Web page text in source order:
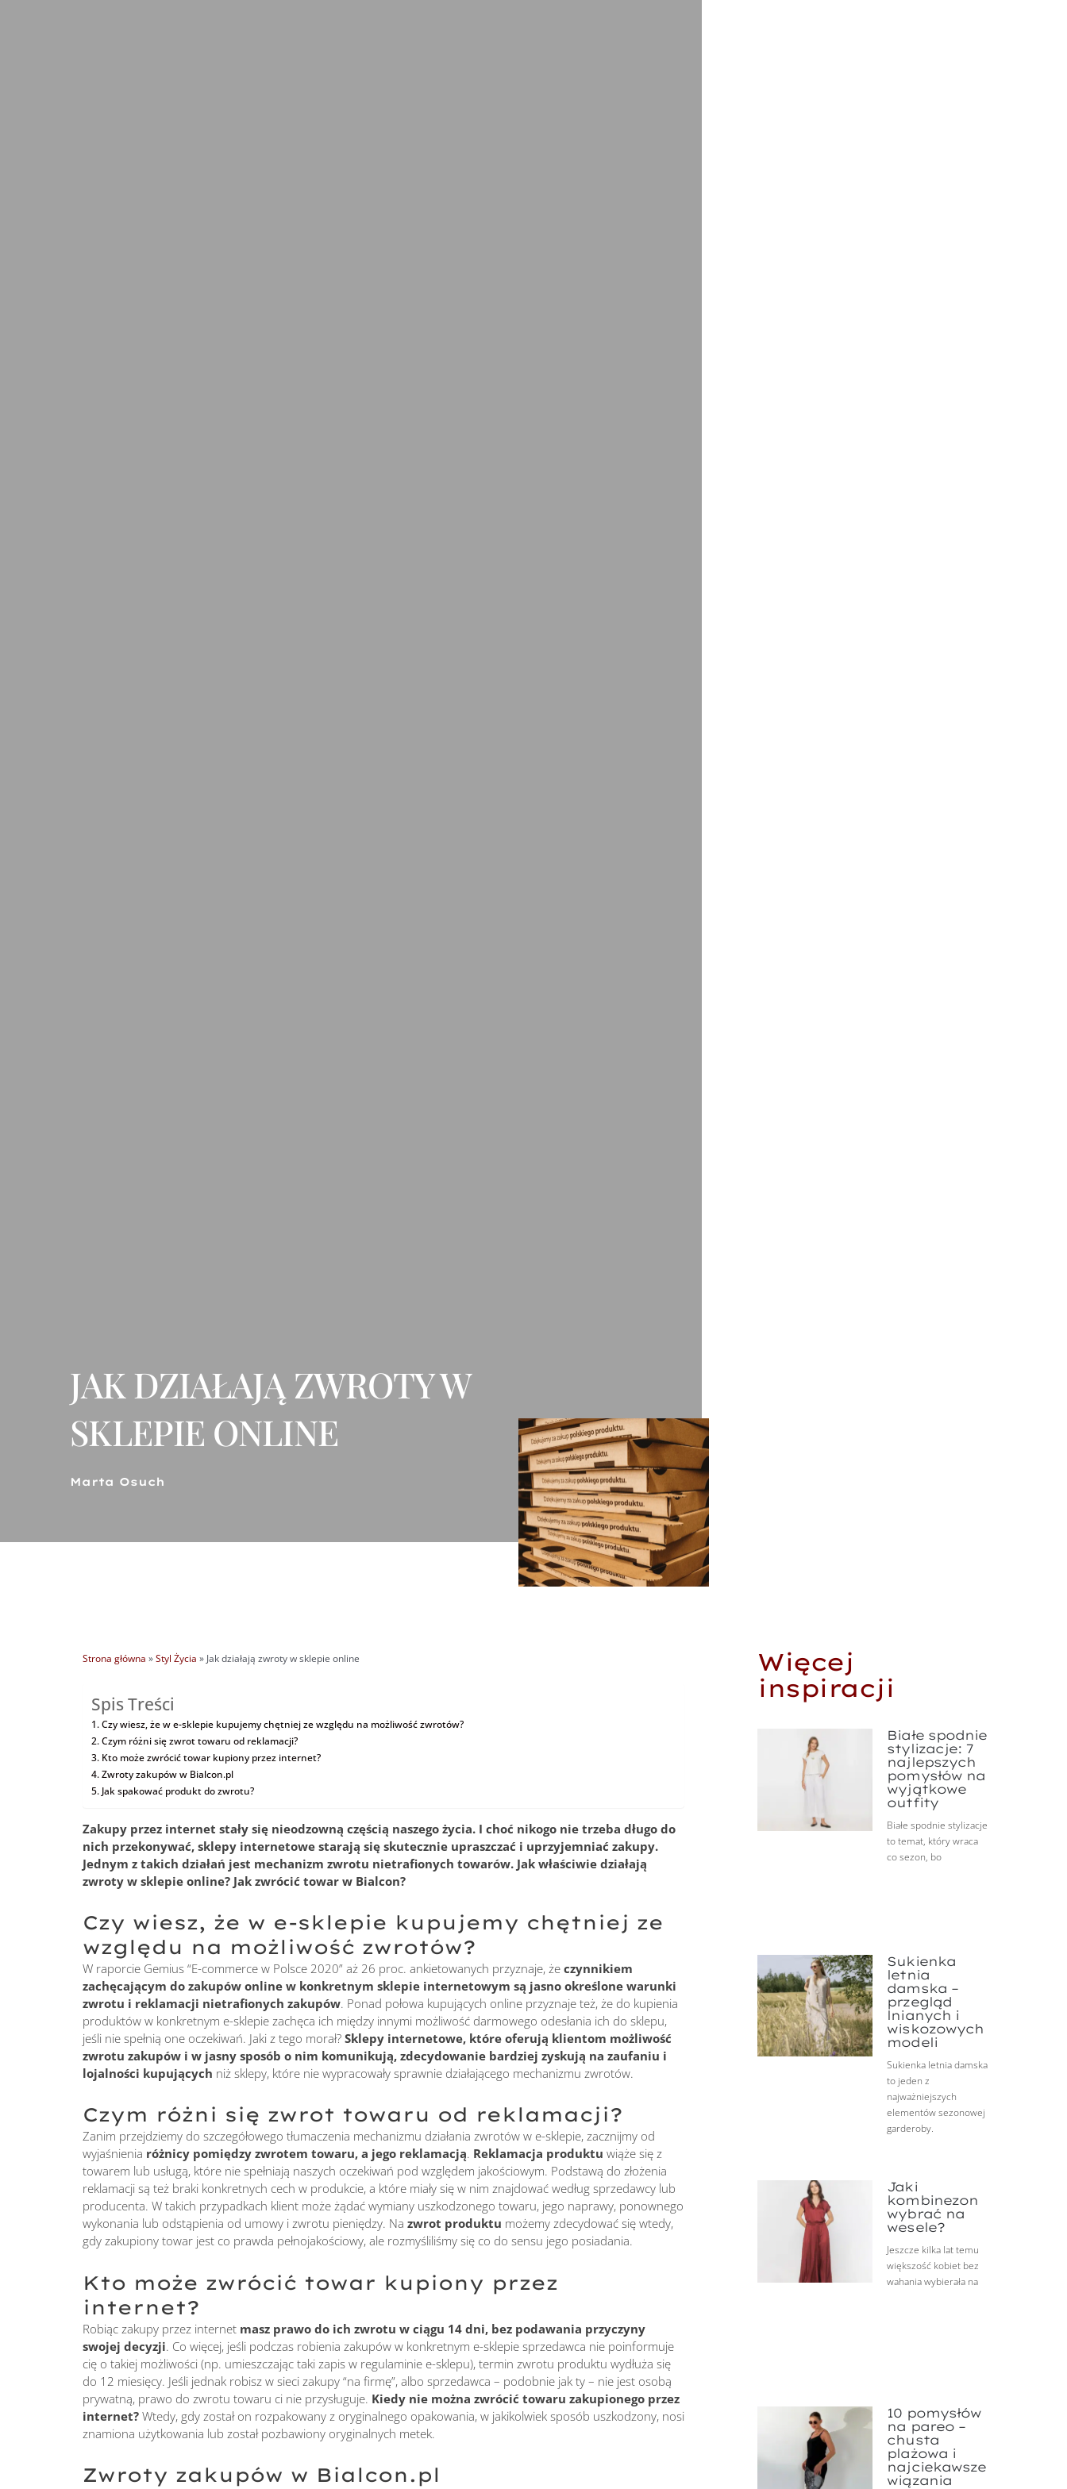
JAK DZIAŁAJĄ ZWROTY W
SKLEPIE ONLINE
Marta Osuch
Strona główna »Styl Życia » Jak działają zwroty w sklepie online
Spis Treści
Czy wiesz, że w e-sklepie kupujemy chętniej ze względu na możliwość zwrotów?
Czym różni się zwrot towaru od reklamacji?
Kto może zwrócić towar kupiony przez internet?
Zwroty zakupów w Bialcon.pl
Jak spakować produkt do zwrotu?
Zakupy przez internet stały się nieodzowną częścią naszego życia. I choć nikogo nie trzeba długo do
nich przekonywać, sklepy internetowe starają się skutecznie upraszczać i uprzyjemniać zakupy.
Jednym z takich działań jest mechanizm zwrotu nietrafionych towarów. Jak właściwie działają
zwroty w sklepie online? Jak zwrócić towar w Bialcon?
Czy wiesz, że w e-sklepie kupujemy chętniej ze
względu na możliwość zwrotów?
W raporcie Gemius “E-commerce w Polsce 2020” aż 26 proc. ankietowanych przyznaje, żeczynnikiem
zachęcającym do zakupów online w konkretnym sklepie internetowym są jasno określone warunki
zwrotu i reklamacji nietrafionych zakupów. Ponad połowa kupujących online przyznaje też, że do kupienia
produktów w konkretnym e-sklepie zachęca ich między innymi możliwość darmowego odesłania ich do sklepu,
jeśli nie spełnią one oczekiwań. Jaki z tego morał?Sklepy internetowe, które oferują klientom możliwość
zwrotu zakupów i w jasny sposób o nim komunikują, zdecydowanie bardziej zyskują na zaufaniu i
lojalności kupujących niż sklepy, które nie wypracowały sprawnie działającego mechanizmu zwrotów.
Czym różni się zwrot towaru od reklamacji?
Zanim przejdziemy do szczegółowego tłumaczenia mechanizmu działania zwrotów w e-sklepie, zacznijmy od
wyjaśnienia różnicy pomiędzy zwrotem towaru, a jego reklamacją. Reklamacja produktu wiąże się z
towarem lub usługą, które nie spełniają naszych oczekiwań pod względem jakościowym. Podstawą do złożenia
reklamacji są też braki konkretnych cech w produkcie, a które miały się w nim znajdować według sprzedawcy lub
producenta. W takich przypadkach klient może żądać wymiany uszkodzonego towaru, jego naprawy, ponownego
wykonania lub odstąpienia od umowy i zwrotu pieniędzy. Nazwrot produktu możemy zdecydować się wtedy,
gdy zakupiony towar jest co prawda pełnojakościowy, ale rozmyśliliśmy się co do sensu jego posiadania.
Kto może zwrócić towar kupiony przez
internet?
Robiąc zakupy przez internet masz prawo do ich zwrotu w ciągu 14 dni, bez podawania przyczyny
swojej decyzji. Co więcej, jeśli podczas robienia zakupów w konkretnym e-sklepie sprzedawca nie poinformuje
cię o takiej możliwości (np. umieszczając taki zapis w regulaminie e-sklepu), termin zwrotu produktu wydłuża się
do 12 miesięcy. Jeśli jednak robisz w sieci zakupy “na firmę”, albo sprzedawca – podobnie jak ty – nie jest osobą
prywatną, prawo do zwrotu towaru ci nie przysługuje. Kiedy nie można zwrócić towaru zakupionego przez
internet? Wtedy, gdy został on rozpakowany z oryginalnego opakowania, w jakikolwiek sposób uszkodzony, nosi
znamiona użytkowania lub został pozbawiony oryginalnych metek.
Zwroty zakupów w Bialcon.pl
Więcej
inspiracji
Białe spodnie
stylizacje: 7
najlepszych
pomysłów na
wyjątkowe
outfity
Białe spodnie stylizacje
to temat, który wraca
co sezon, bo
Sukienka
letnia
damska –
przegląd
lnianych i
wiskozowych
modeli
Sukienka letnia damska
to jeden z
najważniejszych
elementów sezonowej
garderoby.
Jaki
kombinezon
wybrać na
wesele?
Jeszcze kilka lat temu
większość kobiet bez
wahania wybierała na
10 pomysłów
na pareo –
chusta
plażowa i
najciekawsze
wiązania